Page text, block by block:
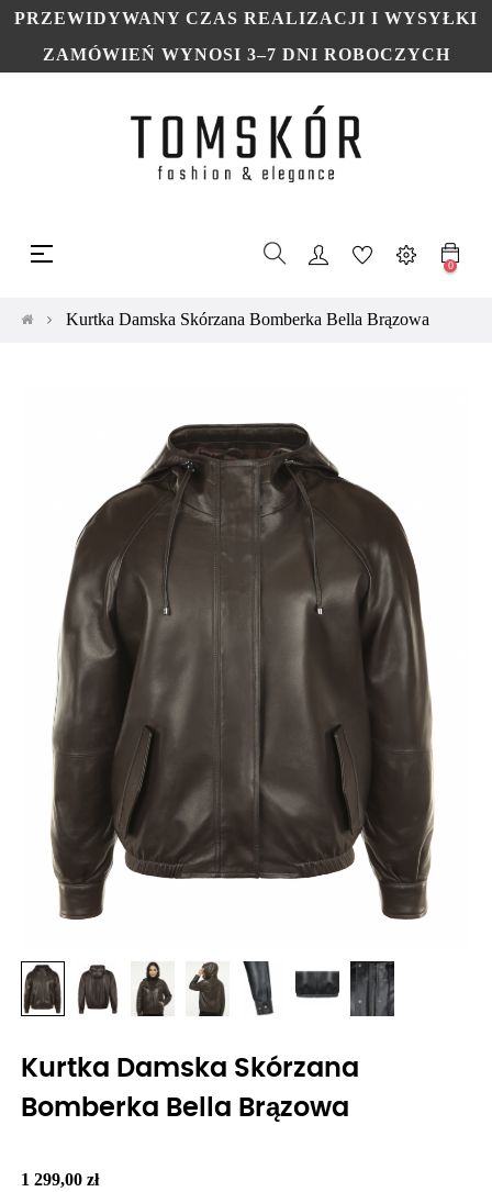
PRZEWIDYWANY CZAS REALIZACJI I WYSYŁKI
ZAMÓWIEŃ WYNOSI 3–7 DNI ROBOCZYCH
Toggle
navigation
☰
0
Kurtka Damska Skórzana Bomberka Bella Brązowa
Kurtka Damska Skórzana
Bomberka Bella Brązowa
1 299,00 zł